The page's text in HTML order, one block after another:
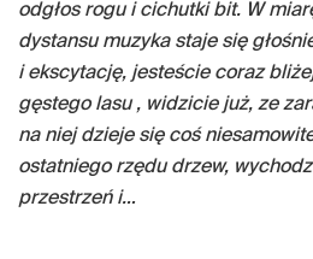
odgłos rogu i cichutki bit. W
dystansu muzyka staje się
i ekscytację, jesteście coraz
gęstego lasu , widzicie już, ze
na niej dzieje się coś
ostatniego rzędu drzew,
przestrzeń i…